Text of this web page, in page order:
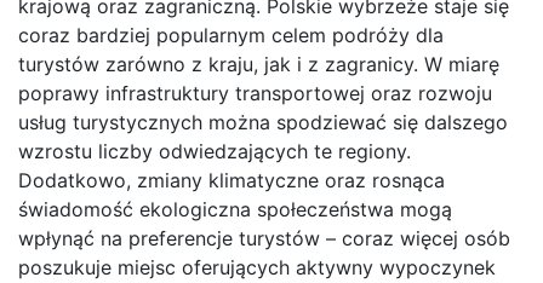
krajową oraz zagraniczną. Polskie wybrzeże staje się
coraz bardziej popularnym celem podróży dla
turystów zarówno z kraju, jak i z zagranicy. W miarę
poprawy infrastruktury transportowej oraz rozwoju
usług turystycznych można spodziewać się dalszego
wzrostu liczby odwiedzających te regiony.
Dodatkowo, zmiany klimatyczne oraz rosnąca
świadomość ekologiczna społeczeństwa mogą
wpłynąć na preferencje turystów – coraz więcej osób
poszukuje miejsc oferujących aktywny wypoczynek